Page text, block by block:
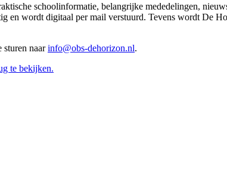
schoolinformatie, belangrijke mededelingen,
en wordt digitaal per mail verstuurd. Tevens wordt De
sturen naarinfo@obs-dehorizon.nl.
te bekijken.